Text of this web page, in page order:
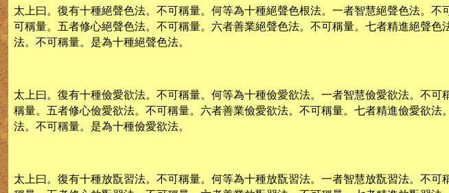
太上曰。復有十種絕聲色法。不可稱量。何等為十種絕聲色根法。一者智慧絕聲色法。
可稱量。五者修心絕聲色法。不可稱量。六者善業絕聲色法。不可稱量。七者精進絕聲
法。不可稱量。是為十種絕聲色法。
太上曰。復有十種儉愛欲法。不可稱量。何等為十種儉愛欲法。一者智慧儉愛欲法。不
稱量。五者修心儉愛欲法。不可稱量。六者善業儉愛欲法。不可稱量。七者精進儉愛欲
法。不可稱量。是為十種儉愛欲法。
太上曰。復有十種放翫習法。不可稱量。何等為十種放翫習法。一者智慧放翫習法。不